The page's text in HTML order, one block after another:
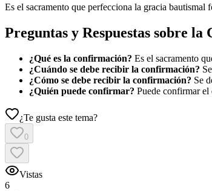
Es el sacramento que perfecciona la gracia
Preguntas y Respuestas sobre
¿Qué es la confirmación? Es el sacramento
¿Cuándo se debe recibir la confirmación?
¿Cómo se debe recibir la confirmación? Se
¿Quién puede confirmar? Puede confirmar el
¿Te gusta este tema?
0
Vistas
6